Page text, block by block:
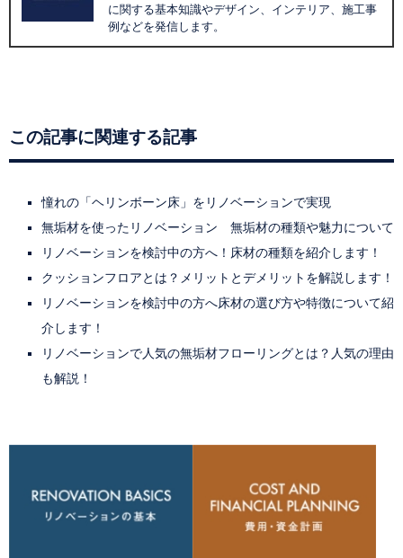
に関する基本知識やデザイン、インテリア、施工事
例などを発信します。
この記事に関連する記事
憧れの「ヘリンボーン床」をリノベーションで実現
無垢材を使ったリノベーション 無垢材の種類や魅力について
リノベーションを検討中の方へ！床材の種類を紹介します！
クッションフロアとは？メリットとデメリットを解説します！
リノベーションを検討中の方へ床材の選び方や特徴について紹
介します！
リノベーションで人気の無垢材フローリングとは？人気の理由
も解説！